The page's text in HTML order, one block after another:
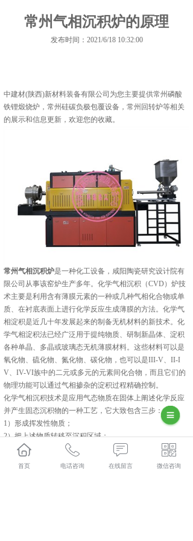
常州气相沉积炉的原理
发布时间：2021/6/18 10:32:00
中建材(陕西)新材料装备有限公司为您主要提供常州磷酸
铁锂煅烧炉 ，常州硅碳负极包覆设备，常州回转炉等相关
的展示和信息更新，欢迎您的收藏。
常州气相沉积炉是一种化工设备，咸阳陶瓷研究设计院有
限公司从事该窑炉生产多年。化学气相沉积（CVD）炉技
术主要是利用含有薄膜元素的一种或几种气相化合物或单
质、在衬底表面上进行化学反应生成薄膜的方法。化学气
相淀积是近几十年发展起来的制备无机材料的新技术。化
学气相淀积法已经广泛用于提纯物质、研制新晶体、淀积
各种单晶、多晶或玻璃态无机薄膜材料。这些材料可以是
氧化物、硫化物、氮化物、碳化物，也可以是III-V、II-I
V、IV-VI族中的二元或多元的元素间化合物，而且它们的
物理功能可以通过气相掺杂的淀积过程精确控制。
化学气相沉积技术是应用气态物质在固体上阐述化学反应
并产生固态沉积物的一种工艺，它大致包含三步：
1）形成挥发性物质；
2）把上述物质转移至沉积区域；
3）在固体上产生化学反应并产生固态物质。
集科研、生产、技术服务为一体的中建材(陕西)新材料装
首页 电话咨询 在线留言 微信咨询